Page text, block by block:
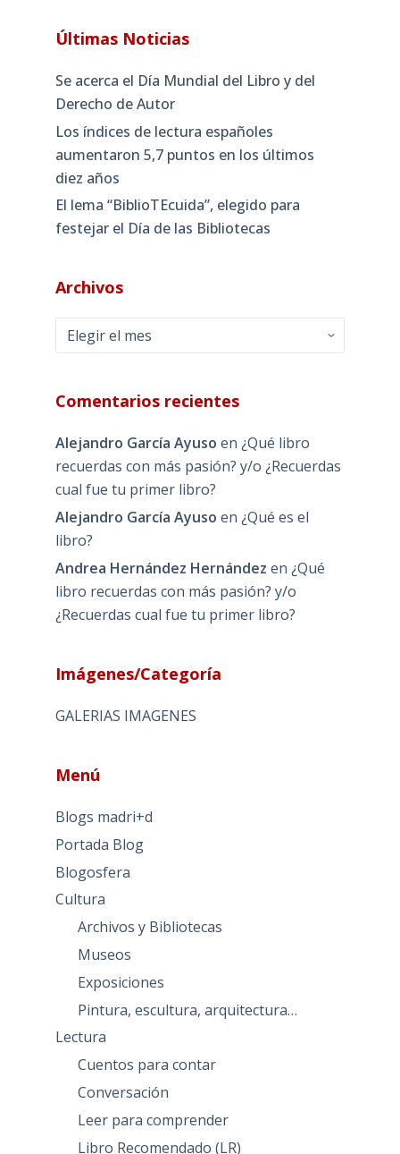
Últimas Noticias
Se acerca el Día Mundial del Libro y del
Derecho de Autor
Los índices de lectura españoles
aumentaron 5,7 puntos en los últimos
diez años
El lema “BiblioTEcuida”, elegido para
festejar el Día de las Bibliotecas
Archivos
Archivos
Comentarios recientes
Alejandro García Ayuso en ¿Qué libro
recuerdas con más pasión? y/o ¿Recuerdas
cual fue tu primer libro?
Alejandro García Ayuso en ¿Qué es el
libro?
Andrea Hernández Hernández en ¿Qué
libro recuerdas con más pasión? y/o
¿Recuerdas cual fue tu primer libro?
Imágenes/Categoría
GALERIAS IMAGENES
Menú
Blogs madri+d
Portada Blog
Blogosfera
Cultura
Archivos y Bibliotecas
Museos
Exposiciones
Pintura, escultura, arquitectura…
Lectura
Cuentos para contar
Conversación
Leer para comprender
Libro Recomendado (LR)